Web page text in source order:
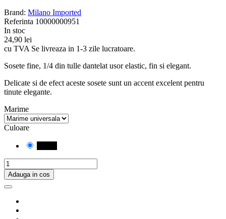
Brand: Milano Imported
Referinta 10000000951
In stoc
24,90 lei
cu TVA Se livreaza in 1-3 zile lucratoare.
Sosete fine, 1/4 din tulle dantelat usor elastic, fin si elegant.
Delicate si de efect aceste sosete sunt un accent excelent pentru
tinute elegante.
Marime
Culoare
Adauga in cos